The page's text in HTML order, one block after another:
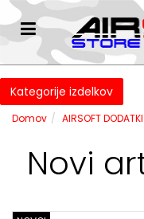
Kategorije izdelkov
Domov AIRSOFT DODATKI
Novi